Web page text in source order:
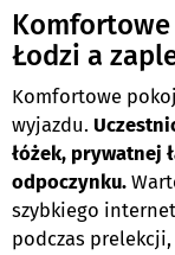
Łodzi a
Komfortowe
wyjazdu.
łóżek, prywatnej
odpoczynku.
szybkiego
podczas